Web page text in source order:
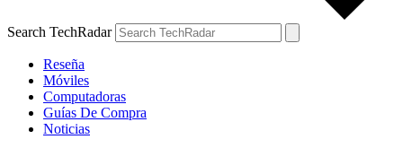
Search TechRadar
Reseña
Móviles
Computadoras
Guías De Compra
Noticias